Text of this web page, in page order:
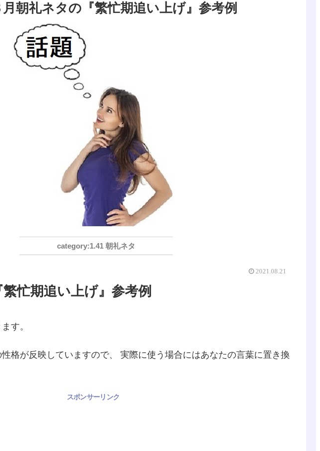
朝礼ネタの『繁忙期追い上げ』参考例
1.41 朝礼ネタ
2021.08.21
忙期追い上げ』参考例
す。
格が反映していますので、 実際に使う場合にはあなたの言葉に置き換
スポンサーリンク